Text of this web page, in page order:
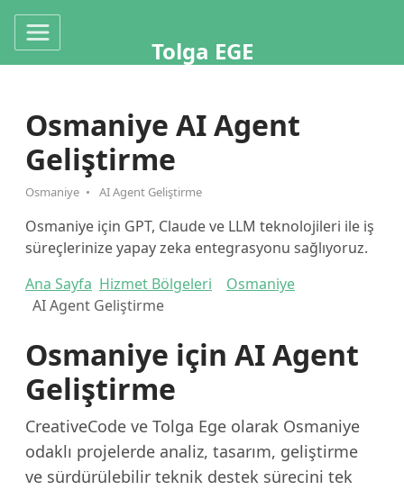
Tolga EGE
Osmaniye AI Agent
Geliştirme
Osmaniye AI Agent Geliştirme
Osmaniye için GPT, Claude ve LLM teknolojileri ile iş
süreçlerinize yapay zeka entegrasyonu sağlıyoruz.
Ana Sayfa Hizmet Bölgeleri
Osmaniye
AI Agent Geliştirme
Osmaniye için AI Agent
Geliştirme
CreativeCode ve Tolga Ege olarak Osmaniye
odaklı projelerde analiz, tasarım, geliştirme
ve sürdürülebilir teknik destek sürecini tek